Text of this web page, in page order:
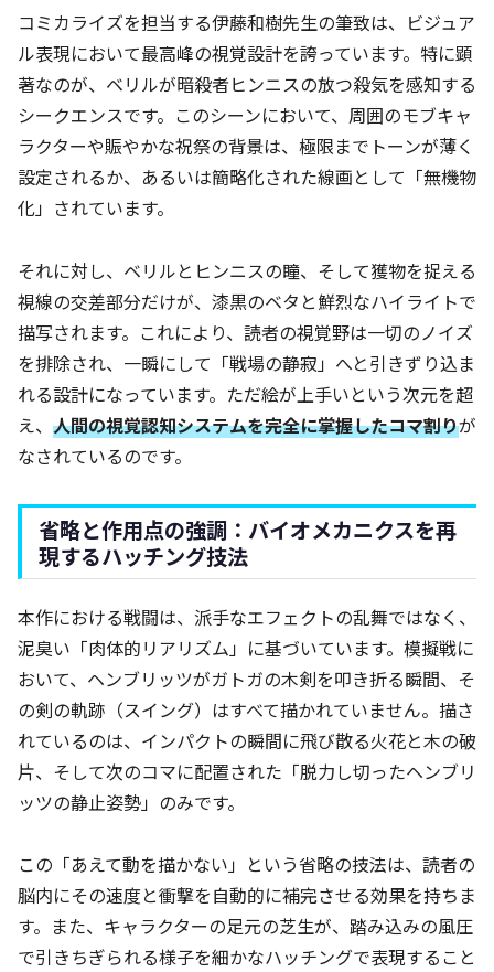
コミカライズを担当する伊藤和樹先生の筆致は、ビジュア
ル表現において最高峰の視覚設計を誇っています。特に顕
著なのが、ベリルが暗殺者ヒンニスの放つ殺気を感知する
シークエンスです。このシーンにおいて、周囲のモブキャ
ラクターや賑やかな祝祭の背景は、極限までトーンが薄く
設定されるか、あるいは簡略化された線画として「無機物
化」されています。
それに対し、ベリルとヒンニスの瞳、そして獲物を捉える
視線の交差部分だけが、漆黒のベタと鮮烈なハイライトで
描写されます。これにより、読者の視覚野は一切のノイズ
を排除され、一瞬にして「戦場の静寂」へと引きずり込ま
れる設計になっています。ただ絵が上手いという次元を超
え、 人間の視覚認知システムを完全に掌握したコマ割りが
なされているのです。
省略と作用点の強調：バイオメカニクスを再
現するハッチング技法
本作における戦闘は、派手なエフェクトの乱舞ではなく、
泥臭い「肉体的リアリズム」に基づいています。模擬戦に
おいて、ヘンブリッツがガトガの木剣を叩き折る瞬間、そ
の剣の軌跡（スイング）はすべて描かれていません。描さ
れているのは、インパクトの瞬間に飛び散る火花と木の破
片、そして次のコマに配置された「脱力し切ったヘンブリ
ッツの静止姿勢」のみです。
この「あえて動を描かない」という省略の技法は、読者の
脳内にその速度と衝撃を自動的に補完させる効果を持ちま
す。また、キャラクターの足元の芝生が、踏み込みの風圧
で引きちぎられる様子を細かなハッチングで表現すること